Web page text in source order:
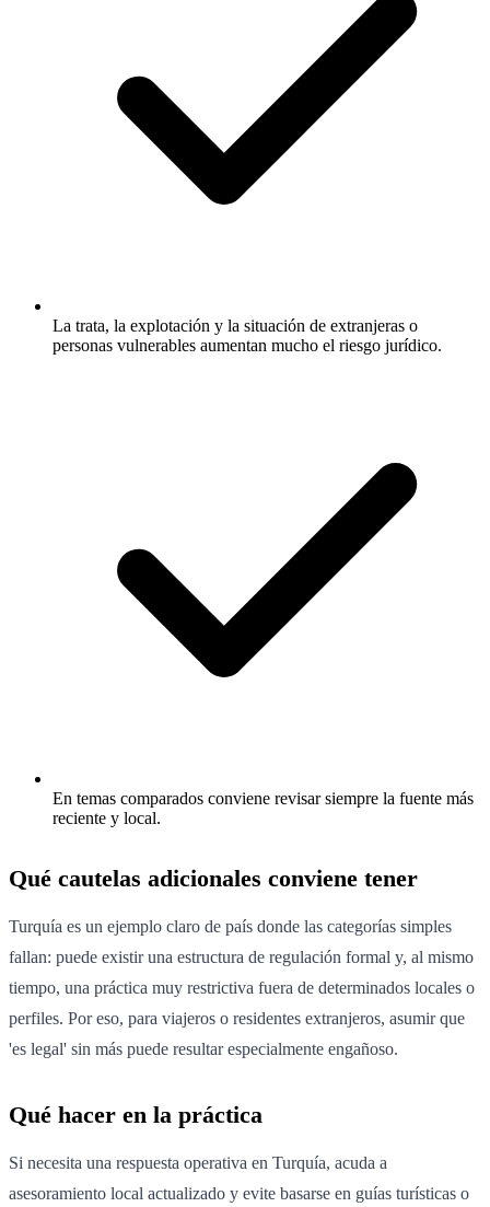
La trata, la explotación y la situación de extranjeras o
personas vulnerables aumentan mucho el riesgo jurídico.
En temas comparados conviene revisar siempre la fuente más
reciente y local.
Qué cautelas adicionales conviene tener
Turquía es un ejemplo claro de país donde las categorías simples
fallan: puede existir una estructura de regulación formal y, al mismo
tiempo, una práctica muy restrictiva fuera de determinados locales o
perfiles. Por eso, para viajeros o residentes extranjeros, asumir que
'es legal' sin más puede resultar especialmente engañoso.
Qué hacer en la práctica
Si necesita una respuesta operativa en Turquía, acuda a
asesoramiento local actualizado y evite basarse en guías turísticas o